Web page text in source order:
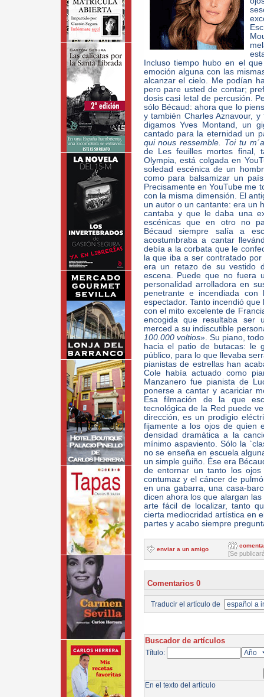
Incluso tiempo hubo en el
emoción alguna con las
alcanzar el cielo. Me podían
pero pare usted de contar;
dosis casi letal de percusión.
sólo Bécaud: ahora que lo
y también Charles Aznavour,
digamos Yves Montand, un
cantado para la eternidad un
qui nous ressemble. Toi tu
de Les feuilles mortes final,
Olympia, está colgada en
soledad escénica de un
como para balsamizar un
Precisamente en YouTube me
con la misma dimensión. El
un autor o un cantante: era un
cantaba y que le daba una
escénicas que en otro no
Bécaud siempre salía a
acostumbraba a cantar
debía a la corbata que le
la que iba a ser contratado
era un retazo de su vestido
escena. Puede que no fuera
personalidad arrolladora en
penetrante e incendiada
espectador. Tanto incendió
con el mito excelente de
encogida que resultaba ser
merced a su indiscutible
100.000 voltios». Su piano,
hacia el patio de butacas: le
público, para lo que llevaba
pianistas de estrellas han
Cole había actuado como
Manzanero fue pianista de
ponerse a cantar y acariciar
Esa filmación de la que
tecnológica de la Red puede
dirección, es un prodigio
fijamente a los ojos de quien
densidad dramática a la
mínimo aspaviento. Sólo la
no se enseña en escuela
un simple guiño. Ése era
de entornar un tanto los
contumaz y el cáncer de
en una gabarra, una casa-
dicen ahora los que alargan
arte fácil de localizar, tanto
cierta mediocridad artística en
partes y acabo siempre
enviar a un amigo
[Se
Comentarios 0
Traducir el artículo de
Buscador de artículos
Título:
En el texto del artículo